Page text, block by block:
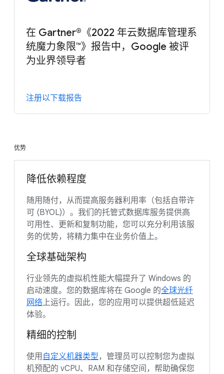
在 Gartner®《2022 年云数据库管理系
统魔力象限™》报告中，Google 被评
为业界领导者
注册以下载报告
优势
降低依赖程度
随用随付，从而提高服务器利用率（包括自带许
可 (BYOL)）。我们的托管式数据库服务提供高
可用性、更新和复制功能，您可以充分利用该服
务的优势，将精力集中在业务价值上。
全球基础架构
行业领先的虚拟机性能大幅提升了 Windows 的
启动速度。您的数据库将在 Google 的全球光纤
网络上运行。因此，您的应用可以提供超低延迟
体验。
精细的控制
使用 自定义机器类型 ，管理员可以控制您为虚拟
机预配的 vCPU、RAM 和存储空间，帮助确保您